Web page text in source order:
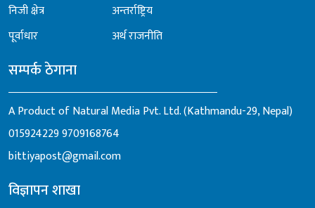
निजी क्षेत्र
पूर्वाधार
अन्तर्राष्ट्रिय
अर्थ राजनीति
सम्पर्क ठेगाना
A Product of Natural Media Pvt. Ltd. (Kathmandu-29, Nepal)
0159242299709168764
bittiyapost@gmail.com
विज्ञापन शाखा